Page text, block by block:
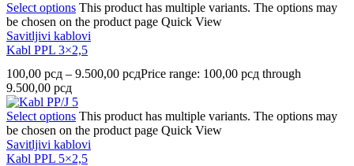
Select options This product has multiple variants. The options may
be chosen on the product page Quick View
Savitljivi kablovi
Kabl PPL 3×2,5
100,00 рсд – 9.500,00 рсдPrice range: 100,00 рсд through
9.500,00 рсд
Select options This product has multiple variants. The options may
be chosen on the product page Quick View
Savitljivi kablovi
Kabl PPL 5×2,5